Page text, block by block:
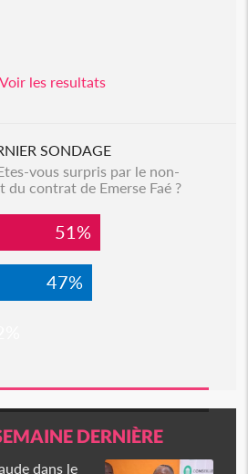
les resultats
SONDAGE
vous surpris par le non-
du contrat de Emerse Faé ?
51%
47%
DERNIÈRE
dans le